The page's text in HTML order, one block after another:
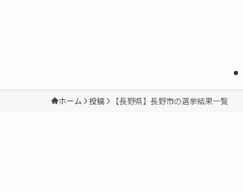
ホーム 投稿 【長野県】長野市の選挙結果一覧